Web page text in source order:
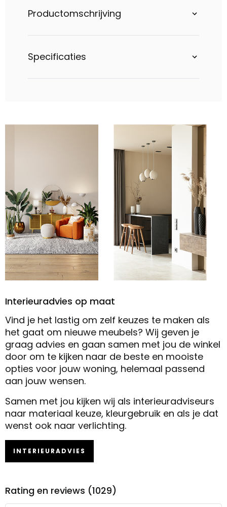
Productomschrijving
Specificaties
Interieuradvies op maat
Vind je het lastig om zelf keuzes te maken als
het gaat om nieuwe meubels? Wij geven je
graag advies en gaan samen met jou de winkel
door om te kijken naar de beste en mooiste
opties voor jouw woning, helemaal passend
aan jouw wensen.
Samen met jou kijken wij als interieuradviseurs
naar materiaal keuze, kleurgebruik en als je dat
wenst ook naar verlichting.
INTERIEURADVIES
Rating en reviews (1029)